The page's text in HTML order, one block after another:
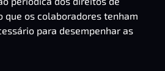
que os colaboradores tenham
para desempenhar as